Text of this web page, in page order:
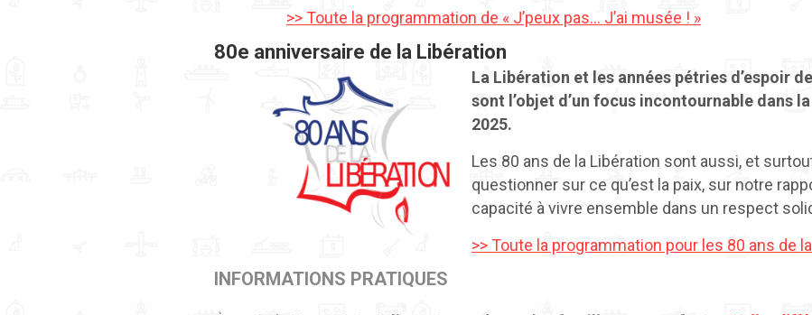
>> Toute la programmation de « J’peux pas… J’ai musée ! »
80e anniversaire de la Libération
La Libération et les années pétries d’espoir
sont l’objet d’un focus incontournable dans
2025.
Les 80 ans de la Libération sont aussi, et
questionner sur ce qu’est la paix, sur notre
capacité à vivre ensemble dans un respect
>> Toute la programmation pour les 80 ans de
INFORMATIONS PRATIQUES